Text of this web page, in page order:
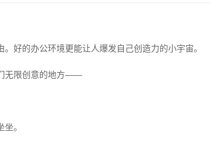
好的办公环境更能让人爆发自己创造力的小宇宙。
无限创意的地方——
。